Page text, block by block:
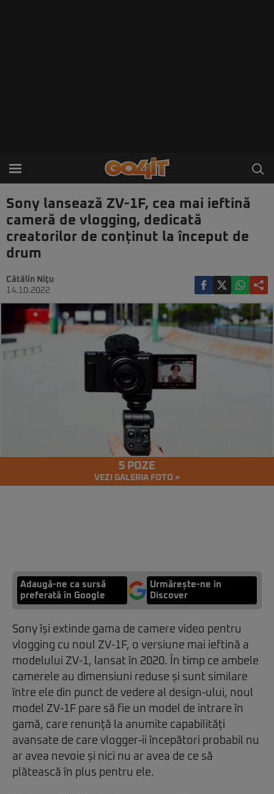
Sony lansează ZV-1F, cea mai ieftină
cameră de vlogging, dedicată
creatorilor de conținut la început de
drum
Cătălin Niţu
14.10.2022
5 POZE
VEZI GALERIA FOTO »
Adaugă-ne ca sursă
preferată în Google
Urmărește-ne in
Discover
Sony își extinde gama de camere video pentru
vlogging cu noul ZV-1F, o versiune mai ieftină a
modelului ZV-1, lansat în 2020. În timp ce ambele
camerele au dimensiuni reduse și sunt similare
între ele din punct de vedere al design-ului, noul
model ZV-1F pare să fie un model de intrare în
gamă, care renunță la anumite capabilități
avansate de care vlogger-ii începători probabil nu
ar avea nevoie și nici nu ar avea de ce să
plătească în plus pentru ele.